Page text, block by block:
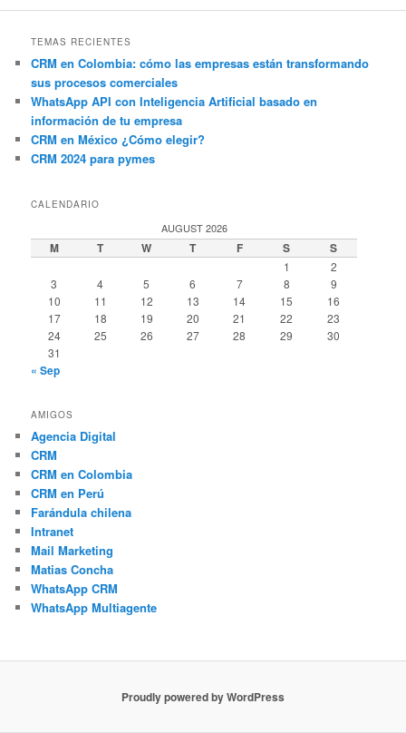
TEMAS RECIENTES
CRM en Colombia: cómo las empresas están transformando
sus procesos comerciales
WhatsApp API con Inteligencia Artificial basado en
información de tu empresa
CRM en México ¿Cómo elegir?
CRM 2024 para pymes
CALENDARIO
AUGUST 2026
M T W T F S S
1
2
3
4 5 6 7 8
9
10
11 12 13 14 15
16
17
18 19 20 21 22
23
24
25 26 27 28 29
30
31
« Sep
AMIGOS
Agencia Digital
CRM
CRM en Colombia
CRM en Perú
Farándula chilena
Intranet
Mail Marketing
Matias Concha
WhatsApp CRM
WhatsApp Multiagente
Proudly powered by WordPress